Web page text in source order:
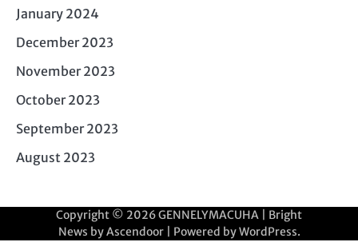
January 2024
December 2023
November 2023
October 2023
September 2023
August 2023
Copyright © 2026GENNELYMACUHA | Bright
News byAscendoor| Powered byWordPress.